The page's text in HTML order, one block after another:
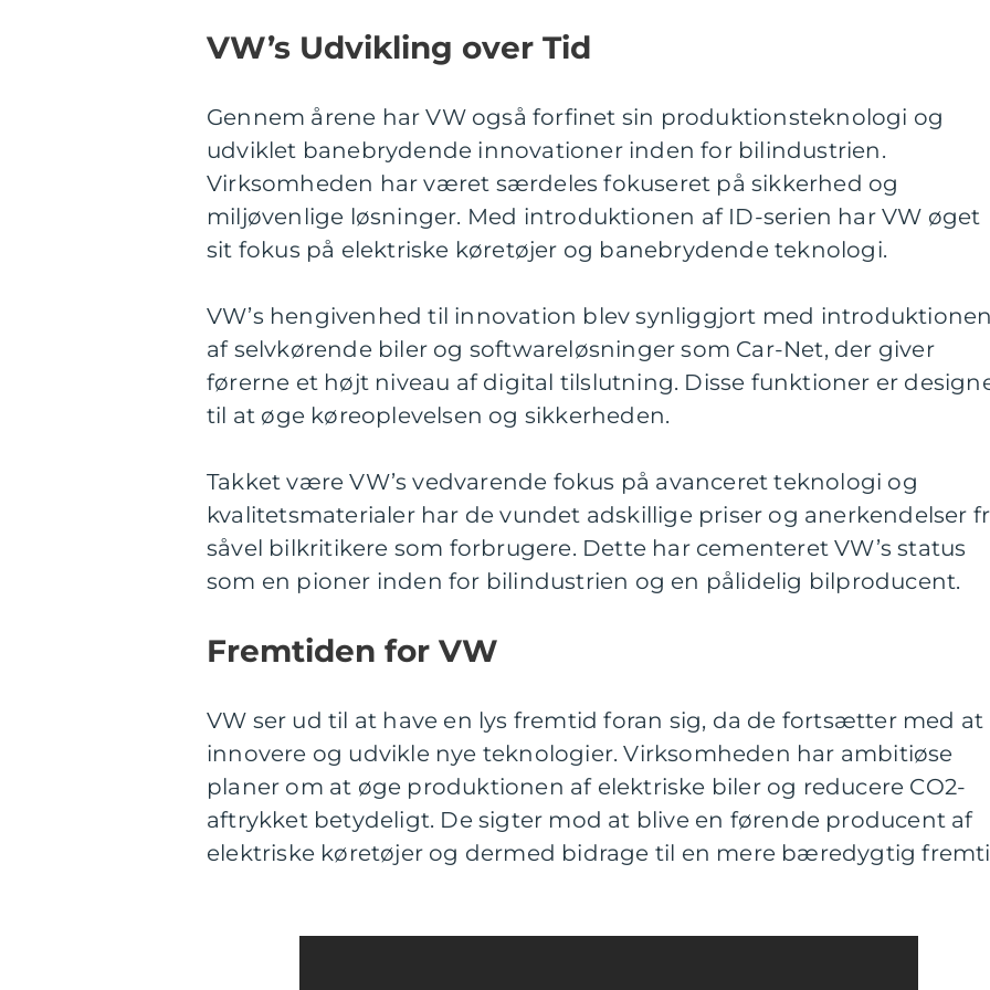
VW’s Udvikling over Tid
Gennem årene har VW også forfinet sin produktionsteknologi og
udviklet banebrydende innovationer inden for bilindustrien.
Virksomheden har været særdeles fokuseret på sikkerhed og
miljøvenlige løsninger. Med introduktionen af ID-serien har VW øget
sit fokus på elektriske køretøjer og banebrydende teknologi.
VW’s hengivenhed til innovation blev synliggjort med
af selvkørende biler og softwareløsninger som Car-Net, der giver
førerne et højt niveau af digital tilslutning. Disse funktioner er
til at øge køreoplevelsen og sikkerheden.
Takket være VW’s vedvarende fokus på avanceret teknologi og
kvalitetsmaterialer har de vundet adskillige priser og anerkendelser
såvel bilkritikere som forbrugere. Dette har cementeret VW’s status
som en pioner inden for bilindustrien og en pålidelig bilproducent.
Fremtiden for VW
VW ser ud til at have en lys fremtid foran sig, da de fortsætter med at
innovere og udvikle nye teknologier. Virksomheden har ambitiøse
planer om at øge produktionen af elektriske biler og reducere CO2-
aftrykket betydeligt. De sigter mod at blive en førende producent af
elektriske køretøjer og dermed bidrage til en mere bæredygtig